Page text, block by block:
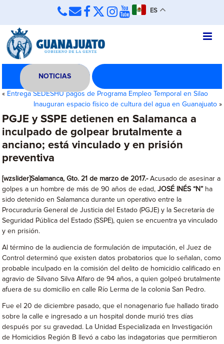
ES
NOTICIAS
« Entrega SEDESHU pagos de Programa Empleo Temporal en Silao
Inauguran espacio físico de cultura del agua en Guanajuato»
PGJE y SSPE detienen en Salamanca a
inculpado de golpear brutalmente a
anciano; está vinculado y en prisión
preventiva
[wzslider]Salamanca, Gto. 21 de marzo de 2017.-Acusado de asesinar a
golpes a un hombre de más de 90 años de edad,JOSÉ INÉS “N” ha
sido detenido en Salamanca durante un operativo entre la
Procuraduría General de Justicia del Estado (PGJE) y la Secretaría de
Seguridad Pública del Estado (SSPE), quien se encuentra ya vinculado
y en prisión.
Al término de la audiencia de formulación de imputación, el Juez de
Control determinó que existen datos probatorios que lo señalan, como
probable inculpado en la comisión del delito de homicidio calificado en
agravio de Silvano Silva Alfaro de 94 años, a quien golpeó brutalmente
afuera de su domicilio en calle Río Lerma de la colonia San Pedro.
Fue el 20 de diciembre pasado, que el nonagenario fue hallado tirado
sobre la calle e ingresado a un hospital donde murió tres días
después por su gravedad. La Unidad Especializada en Investigación
de Homicidios Región B llevó a cabo las indagatorias que permitieron